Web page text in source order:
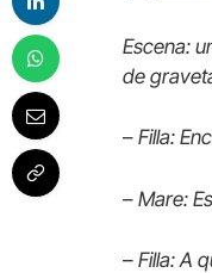
Escena:
de
– Filla:
– Mare:
– Filla: A